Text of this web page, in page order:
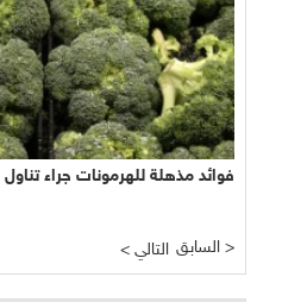
فوائد مذهلة للهرمونات جراء تناول
< التالي السابق >